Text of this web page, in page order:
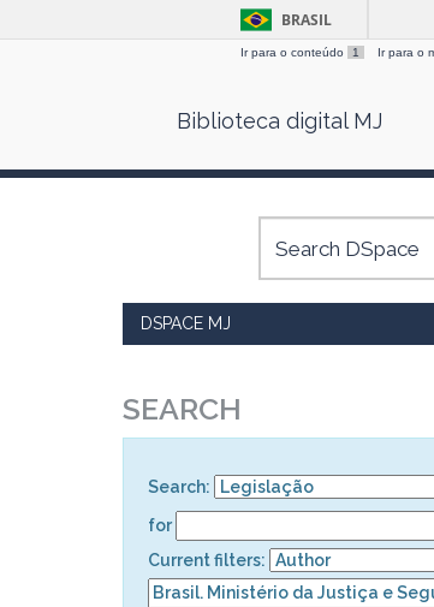
BRASIL
Ir para o conteúdo 1 Ir para o
Biblioteca digital MJ
DSPACE MJ
SEARCH
Search:
for
Current filters: